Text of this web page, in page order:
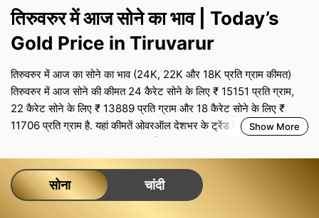
तिरुवरुर में आज सोने का भाव | Today’s
Gold Price in Tiruvarur
तिरुवरुर में आज का सोने का भाव (24K, 22K और 18K प्रति ग्राम कीमत)
तिरुवरुर में आज सोने की कीमत 24 कैरेट सोने के लिए ₹ 15151 प्रति ग्राम,
22 कैरेट सोने के लिए ₹ 13889 प्रति ग्राम और 18 कैरेट सोने के लिए ₹
11706 प्रति ग्राम है. यहां कीमतें ओवरऑल देशभर के ट्रेंड के अनुसार हैं, ज‍बकि
और बीमा लागत के साथ-साथ शहर-विशेष टैक्‍स से तय होता है. तिरुवरुर में शादी या
त्योहारों के व्यस्त सीजन के दौरान, मजबूत मांग और सीमित सप्लाई कीमतों और
मेकिंग चार्ज को ऊंचा बनाए रख सकती है, जबकि आम दिनों में मोलभाव की थोड़ी
Show More
सोना चांदी